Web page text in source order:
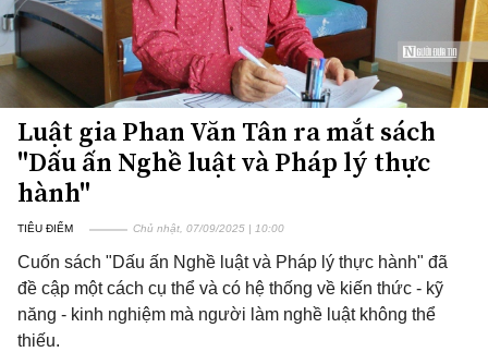
Luật gia Phan Văn Tân ra mắt sách
"Dấu ấn Nghề luật và Pháp lý thực
hành"
TIÊU ĐIỂM Chủ nhật, 07/09/2025 | 10:00
Cuốn sách "Dấu ấn Nghề luật và Pháp lý thực hành" đã
đề cập một cách cụ thể và có hệ thống về kiến thức - kỹ
năng - kinh nghiệm mà người làm nghề luật không thể
thiếu.